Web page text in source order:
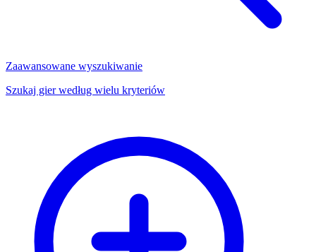
Zaawansowane wyszukiwanie
Szukaj gier według wielu kryteriów